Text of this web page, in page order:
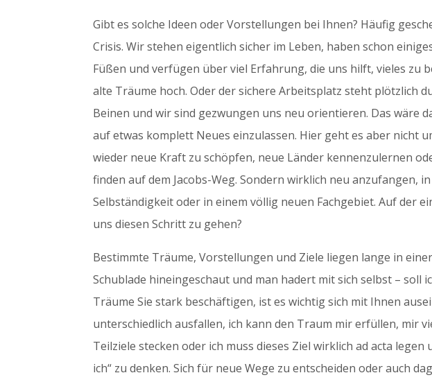
Gibt es solche Ideen oder Vorstellungen bei Ihnen? Häufig
Crisis. Wir stehen eigentlich sicher im Leben, haben schon
Füßen und verfügen über viel Erfahrung, die uns hilft, vieles zu
alte Träume hoch. Oder der sichere Arbeitsplatz steht plötzlich
Beinen und wir sind gezwungen uns neu orientieren. Das wäre
auf etwas komplett Neues einzulassen. Hier geht es aber nicht
wieder neue Kraft zu schöpfen, neue Länder kennenzulernen
finden auf dem Jacobs-Weg. Sondern wirklich neu anzufangen,
Selbständigkeit oder in einem völlig neuen Fachgebiet. Auf der
uns diesen Schritt zu gehen?
Bestimmte Träume, Vorstellungen und Ziele liegen lange in
Schublade hineingeschaut und man hadert mit sich selbst – soll
Träume Sie stark beschäftigen, ist es wichtig sich mit Ihnen
unterschiedlich ausfallen, ich kann den Traum mir erfüllen, mir
Teilziele stecken oder ich muss dieses Ziel wirklich ad acta
ich“ zu denken. Sich für neue Wege zu entscheiden oder auch